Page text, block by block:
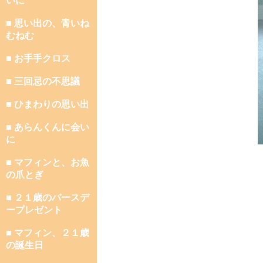
■ 思い出の、青いね
むねむ
■ お手手クロス
■ 三回忌の不思議
■ ひまわりの思い出
■ あらんくんに会い
に
■ マフィンと、お魚
の爪とぎ
■ ２１歳のバースデ
ープレゼント
■ マフィン、２１歳
の誕生日